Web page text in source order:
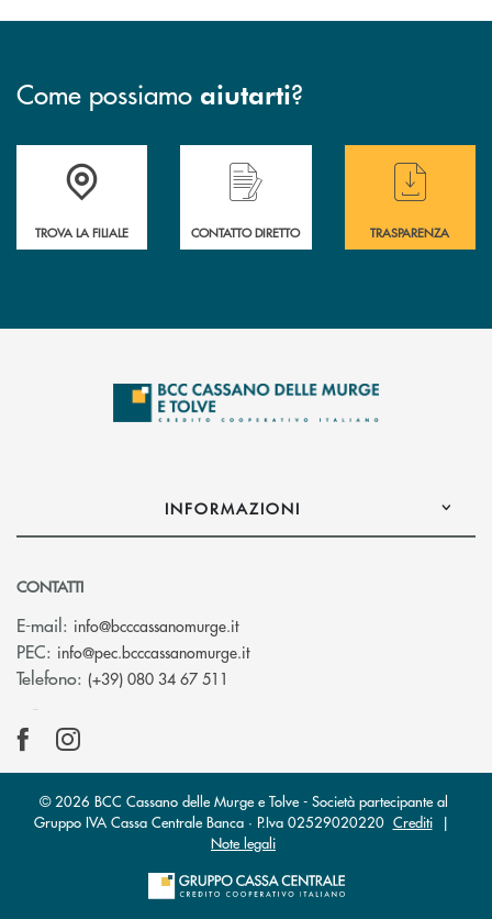
Come possiamo aiutarti?
Accedi all' elenco completo delle filiali
TROVA LA FILIALE
Hai bisogno di assistenza immediata ?
CONTATTO DIRETTO
Hai bisogno di
TRASPARENZA
INFORMAZIONI
CONTATTI
E-mail: info@bcccassanomurge.it(si apre l’app di posta elettronica)
PEC: info@pec.bcccassanomurge.it(si apre l’app di posta
Telefono: (+39) 080 34 67 511
© 2026 BCC Cassano delle Murge e Tolve - Società partecipante al
Gruppo IVA Cassa Centrale Banca · P.Iva 02529020220 Crediti|
Note legali